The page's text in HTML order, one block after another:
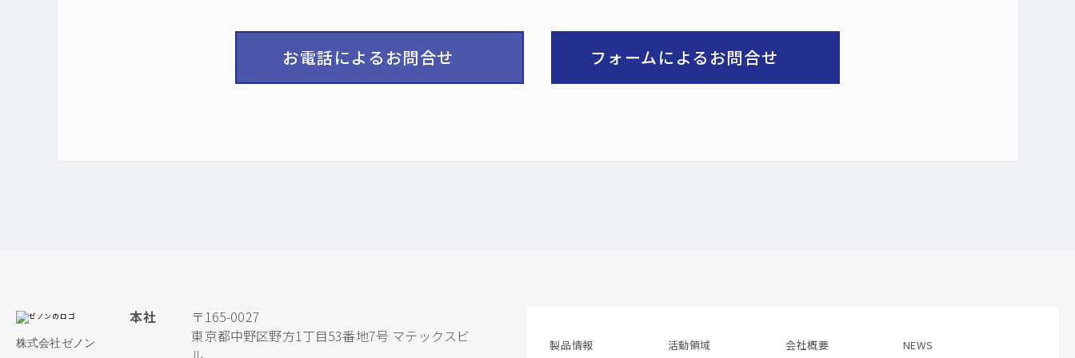
お電話によるお問合せ フォームによるお問合せ
株式会社ゼノン
本社
〒165-0027
東京都中野区野方1丁目53番地7号 マテックスビ
製品情報 活動領域 会社概要 NEWS